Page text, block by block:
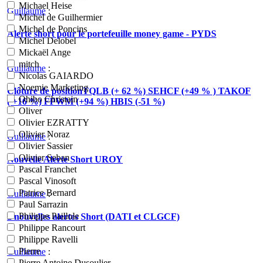
Michael Heise
Michel de Guilhermier
Michel de Poncins
Michel Delobel
Mickaël Ange
mitch
Nicolas GAIARDO
Noemie Marketing
Ohibo Christain
Oliver
Olivier EZRATTY
Olivier Noraz
Olivier Sassier
Olivier Seban
Pascal Franchet
Pascal Vinosoft
Patrice Bernard
Paul Sarrazin
Philippe Paillole
Philippe Rancourt
Philippe Ravelli
Pierre
Guillaume:
Alerte short pour le portefeuille money game - PYDS
Guillaume :
Clôture de positionTQLB (+ 62 %) SEHCF (+49 % ) TAKOF
( +16 %) FPWM (+94 %) HBIS (-51 %)
Guillaume:
Nouvelle Alerte Short UROY
Guillaume:
2 nouvelles alertes Short (DATI et CLGCF)
Guillaume :